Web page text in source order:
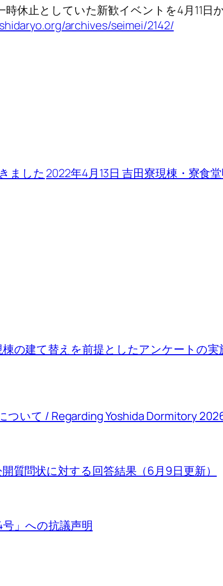
休止としていた新歓イベントを4月11日
archives/seimei/2142/
ました 2022年4月13日 吉田寮現棟・寮食
の建て替えを前提としたアンケートの
ついて / Regarding Yoshida Dormitory
質問状に対する回答結果（6月9日更新）
号」への抗議声明